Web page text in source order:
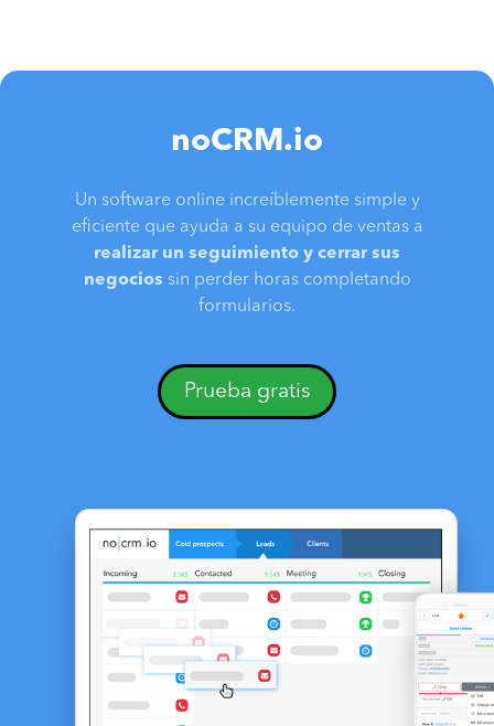
noCRM.io
Un software online increíblemente simple y
eficiente que ayuda a su equipo de ventas a
realizar un seguimiento y cerrar sus
negocios sin perder horas completando
formularios.
Prueba gratis